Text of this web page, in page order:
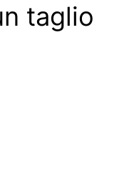
taglio